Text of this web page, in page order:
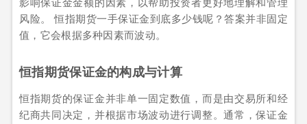
风险。 恒指期货一手保证金到底多少钱呢？答案并非固定
值，它会根据多种因素而波动。
恒指期货保证金的构成与计算
恒指期货的保证金并非单一固定数值，而是由交易所和经
纪商共同决定，并根据市场波动进行调整。通常，保证金